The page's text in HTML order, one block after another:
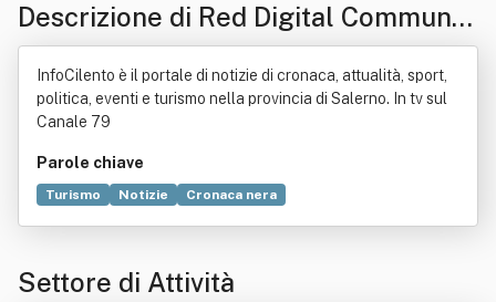
Descrizione di Red Digital Communic
ation Srl
InfoCilento è il portale di notizie di cronaca, attualità, sport,
politica, eventi e turismo nella provincia di Salerno. In tv sul
Canale 79
Parole chiave
Turismo Notizie
Cronaca nera
Immagini
Produzione Commercio
Settore di Attività